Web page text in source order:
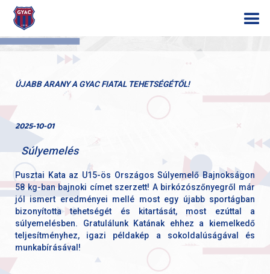
ÚJABB ARANY A GYAC FIATAL TEHETSÉGÉTŐL!
2025-10-01
Súlyemelés
Pusztai Kata az U15-ös Országos Súlyemelő Bajnokságon
58 kg-ban bajnoki címet szerzett! A birkózószőnyegről már
jól ismert eredményei mellé most egy újabb sportágban
bizonyította tehetségét és kitartását, most ezúttal a
súlyemelésben. Gratulálunk Katának ehhez a kiemelkedő
teljesítményhez, igazi példakép a sokoldalúságával és
munkabírásával!